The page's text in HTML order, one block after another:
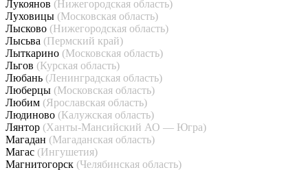
Лукоянов (Нижегородская область)
Луховицы (Московская область)
Лысково (Нижегородская область)
Лысьва (Пермский край)
Лыткарино (Московская область)
Льгов (Курская область)
Любань (Ленинградская область)
Люберцы (Московская область)
Любим (Ярославская область)
Людиново (Калужская область)
Лянтор (Ханты-Мансийский АО — Югра)
Магадан (Магаданская область)
Магас (Ингушетия)
Магнитогорск (Челябинская область)